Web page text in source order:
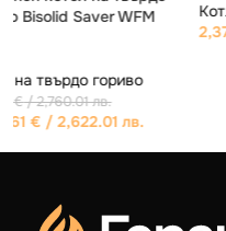
Котли на твърдо гориво
/ 2,520.01 лв.